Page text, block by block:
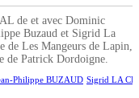
de et avec Dominic
Buzaud et Sigrid La
de Les Mangeurs de Lapin,
de Patrick Dordoigne.
Philippe BUZAUD Sigrid LA